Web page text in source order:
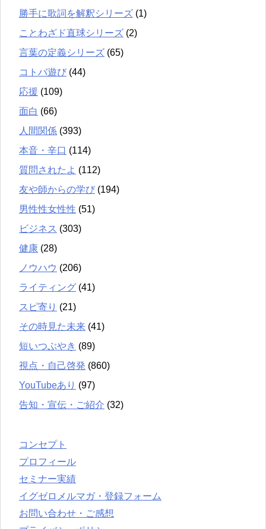
勝手に歌詞を解釈シリーズ (1)
ことわざド直球シリーズ (2)
言葉の定義シリーズ (65)
コトバ遊び (44)
応援 (109)
面白 (66)
人間関係 (393)
本音・辛口 (114)
質問されたよ (112)
友や師からの学び (194)
男性性女性性 (51)
ビジネス (303)
健康 (28)
ノウハウ (206)
ライティング (41)
スピ寄り (21)
その時見た未来 (41)
短いつぶやき (89)
視点・自己啓発 (860)
YouTubeあり (97)
告知・宣伝・ご紹介 (32)
コンセプト
プロフィール
セミナー実績
イグゼロメルマガ・登録フォーム
お問い合わせ・ご感想